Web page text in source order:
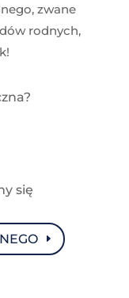
zwane
rodnych,
się